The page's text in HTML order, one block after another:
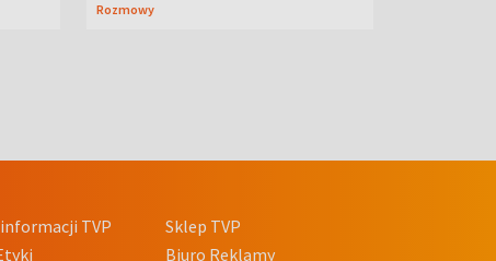
Rozmowy
TVP
Sklep TVP
Biuro Reklamy